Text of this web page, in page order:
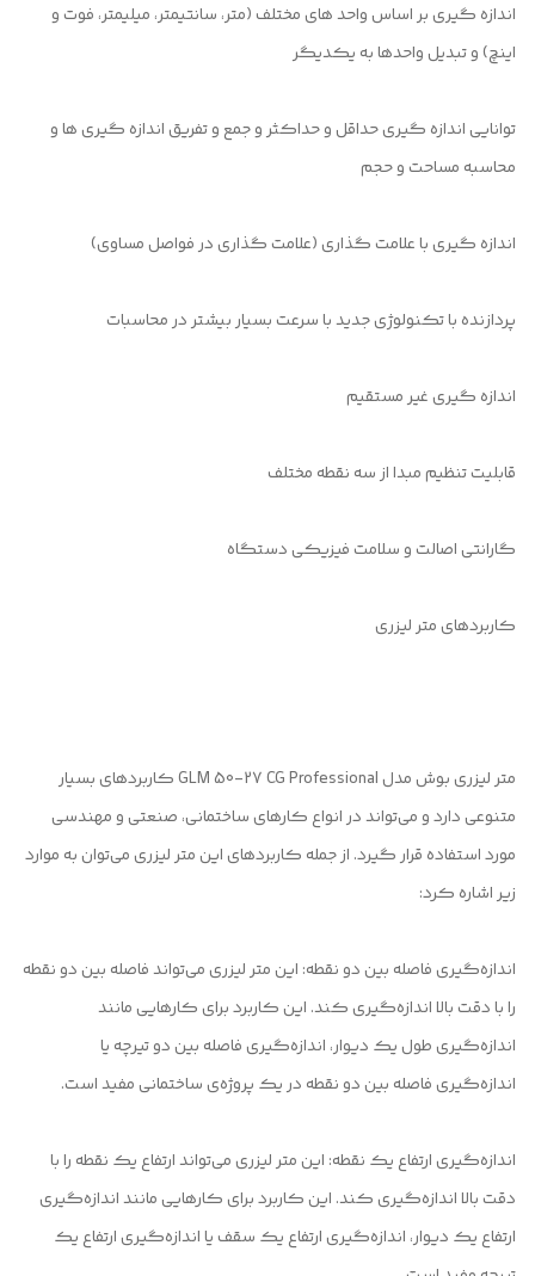
اندازه گیری بر اساس واحد های مختلف (متر، سانتیمتر، میلیمتر، فوت و
اینچ) و تبدیل واحدها به یکدیگر
توانایی اندازه گیری حداقل و حداکثر و جمع و تفریق اندازه گیری ها و
محاسبه مساحت و حجم
اندازه گیری با علامت گذاری (علامت گذاری در فواصل مساوی)
پردازنده با تکنولوژی جدید با سرعت بسیار بیشتر در محاسبات
اندازه گیری غیر مستقیم
قابلیت تنظیم مبدا از سه نقطه مختلف
گارانتی اصالت و سلامت فیزیکی دستگاه
کاربردهای متر لیزری
متر لیزری بوش مدل GLM 50-27 CG Professional کاربردهای بسیار
متنوعی دارد و می‌تواند در انواع کارهای ساختمانی، صنعتی و مهندسی
مورد استفاده قرار گیرد. از جمله کاربردهای این متر لیزری می‌توان به موارد
زیر اشاره کرد:
اندازه‌گیری فاصله بین دو نقطه: این متر لیزری می‌تواند فاصله بین دو نقطه
را با دقت بالا اندازه‌گیری کند. این کاربرد برای کارهایی مانند
اندازه‌گیری طول یک دیوار، اندازه‌گیری فاصله بین دو تیرچه یا
اندازه‌گیری فاصله بین دو نقطه در یک پروژه‌ی ساختمانی مفید است.
اندازه‌گیری ارتفاع یک نقطه: این متر لیزری می‌تواند ارتفاع یک نقطه را با
دقت بالا اندازه‌گیری کند. این کاربرد برای کارهایی مانند اندازه‌گیری
ارتفاع یک دیوار، اندازه‌گیری ارتفاع یک سقف یا اندازه‌گیری ارتفاع یک